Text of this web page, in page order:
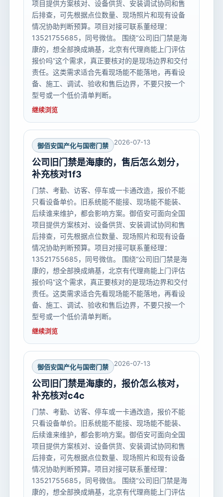
项目提供方案核对、设备供货、安装调试协同和售
后排查，可先根据点位数量、现场照片和现有设备
情况协助判断预算。项目对接可联系董经理：
13521755685，同号微信。 围绕“公司旧门禁是海
康的，想全部换成熵基，北京有代理商能上门评估
报价吗”这个需求，真正要核对的是现场边界和交付
责任。这类需求适合先看现场能不能落地，再看设
备、施工、调试、验收和售后边界，不要只按一个
型号或一个低价清单判断。
继续浏览
御佰安国产化与国密门禁 2026-07-13
公司旧门禁是海康的，售后怎么划分，
补充核对1f3
门禁、考勤、访客、停车或一卡通改造，报价不能
只看设备单价。旧系统能不能接、现场能不能装、
后续谁来维护，都会影响方案。御佰安可面向全国
项目提供方案核对、设备供货、安装调试协同和售
后排查，可先根据点位数量、现场照片和现有设备
情况协助判断预算。项目对接可联系董经理：
13521755685，同号微信。 围绕“公司旧门禁是海
康的，想全部换成熵基，北京有代理商能上门评估
报价吗”这个需求，真正要核对的是现场边界和交付
责任。这类需求适合先看现场能不能落地，再看设
备、施工、调试、验收和售后边界，不要只按一个
型号或一个低价清单判断。
继续浏览
御佰安国产化与国密门禁 2026-07-13
公司旧门禁是海康的，报价怎么核对，
补充核对c4c
门禁、考勤、访客、停车或一卡通改造，报价不能
只看设备单价。旧系统能不能接、现场能不能装、
后续谁来维护，都会影响方案。御佰安可面向全国
项目提供方案核对、设备供货、安装调试协同和售
后排查，可先根据点位数量、现场照片和现有设备
情况协助判断预算。项目对接可联系董经理：
13521755685，同号微信。 围绕“公司旧门禁是海
康的，想全部换成熵基，北京有代理商能上门评估